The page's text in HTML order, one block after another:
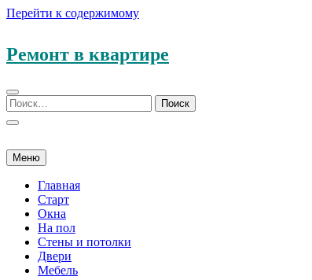
Перейти к содержимому
Ремонт в квартире
Меню
Главная
Старт
Окна
На пол
Стены и потолки
Двери
Мебель